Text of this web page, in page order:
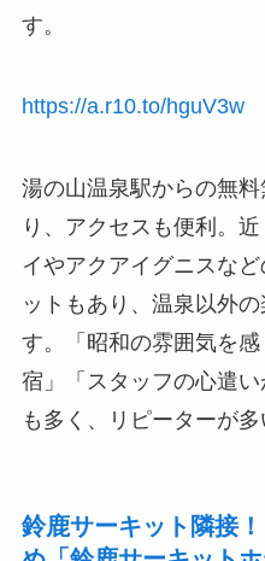
す。
https://a.r10.to/hguV3w
湯の山温泉駅からの無
り、アクセスも便利。
イやアクアイグニスな
ットもあり、温泉以外
す。「昭和の雰囲気を
宿」「スタッフの心遣
も多く、リピーターが多
鈴鹿サーキット隣接